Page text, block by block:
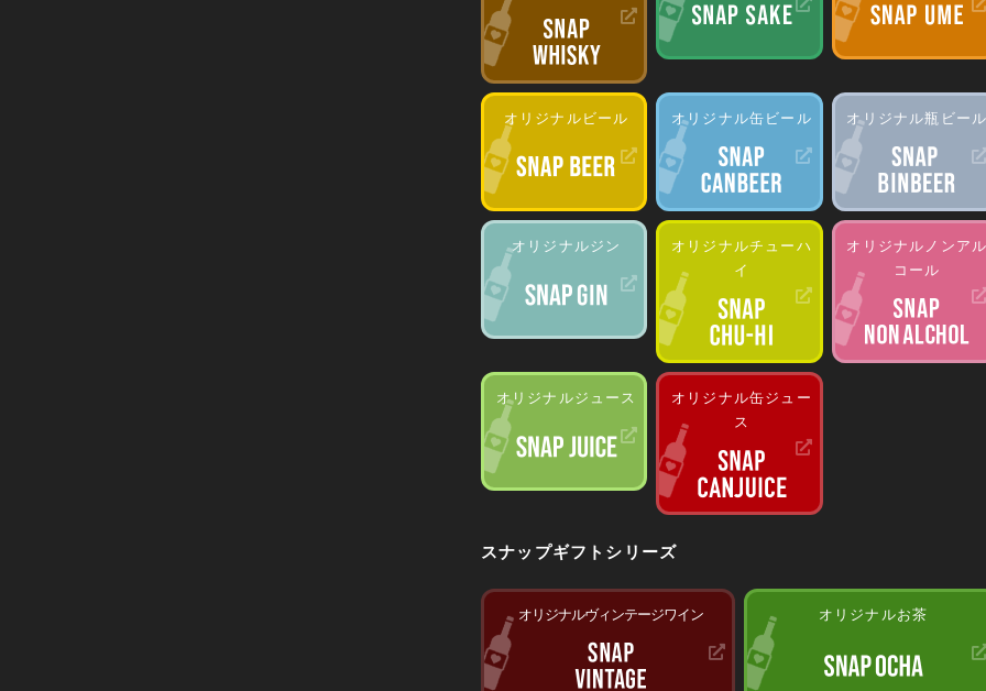
オリジナルビール オリジナル缶ビール オリジナル瓶ビー
オリジナルジン
オリジナルチューハ
イ
オリジナルノンア
コール
オリジナルジュース
オリジナル缶ジュー
ス
スナップギフトシリーズ
オリジナルヴィンテージワイン オリジナルお茶